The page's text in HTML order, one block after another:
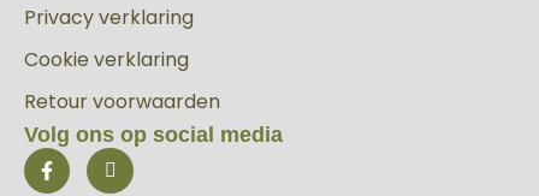
Privacy verklaring
Cookie verklaring
Retour voorwaarden
Volg ons op social media